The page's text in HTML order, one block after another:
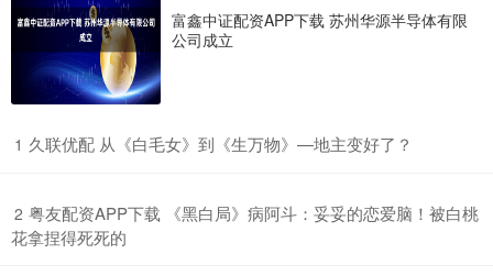
富鑫中证配资APP下载 苏州华源半导体有限
公司成立
1 ​久联优配 从《白毛女》到《生万物》—地主变好了？
2 ​粤友配资APP下载 《黑白局》病阿斗：妥妥的恋爱脑！被白桃
花拿捏得死死的